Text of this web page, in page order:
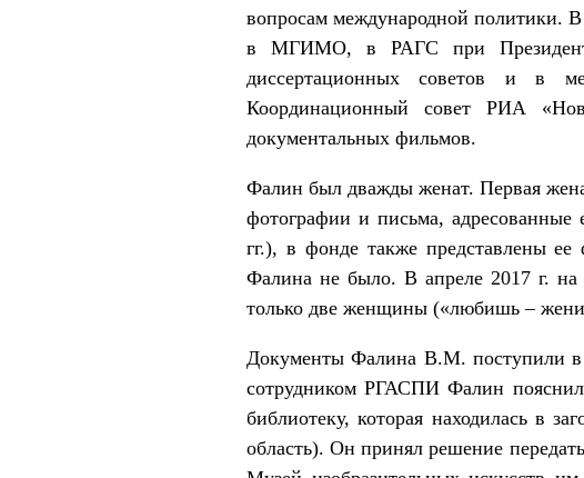
вопросам международной политики.
в МГИМО, в РАГС при
диссертационных советов и в
Координационный совет РИА
документальных фильмов.
Фалин был дважды женат. Первая
фотографии и письма,
гг.), в фонде также представлены
Фалина не было. В апреле 2017 г.
только две женщины («любишь –
Документы Фалина В.М. поступили в
сотрудником РГАСПИ Фалин
библиотеку, которая находилась в
область). Он принял решение